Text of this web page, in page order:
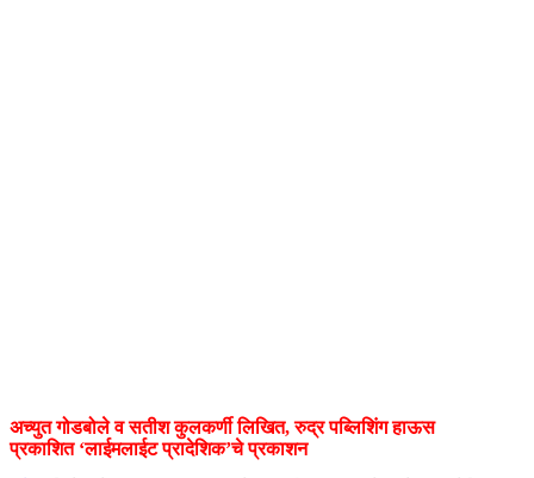
अच्युत गोडबोले व सतीश कुलकर्णी लिखित, रुद्र पब्लिशिंग हाऊस
प्रकाशित ‘लाईमलाईट प्रादेशिक’चे प्रकाशन